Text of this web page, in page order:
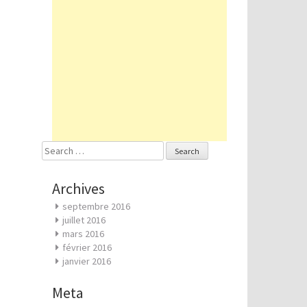
Search
Archives
septembre 2016
juillet 2016
mars 2016
février 2016
janvier 2016
Meta